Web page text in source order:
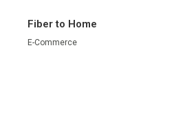
Fiber to Home
E-Commerce